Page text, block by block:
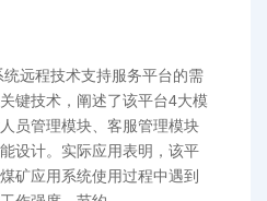
远程技术支持服务平台的需
键技术，阐述了该平台4大模
员管理模块、客服管理模块
设计。实际应用表明，该平
矿应用系统使用过程中遇到